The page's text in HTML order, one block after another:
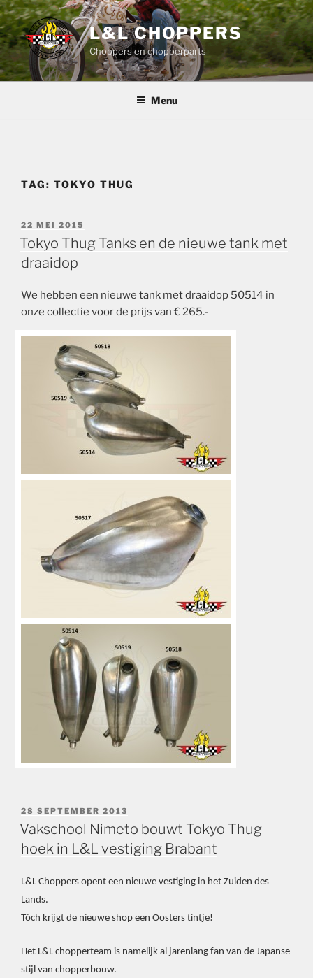
Ga
naar
de
inhoud
L&L CHOPPERS
Choppers en chopperparts
Menu
TAG: TOKYO THUG
GEPLAATST
OP
22 MEI 2015
Tokyo Thug Tanks en de nieuwe tank met
draaidop
We hebben een nieuwe tank met draaidop 50514 in
onze collectie voor de prijs van € 265.-
GEPLAATST
OP
28 SEPTEMBER 2013
Vakschool Nimeto bouwt Tokyo Thug
hoek in L&L vestiging Brabant
L&L Choppers opent een nieuwe vestiging in het Zuiden des
Lands.
Tóch krijgt de nieuwe shop een Oosters tintje!
Het L&L chopperteam is namelijk al jarenlang fan van de Japanse
stijl van chopperbouw.